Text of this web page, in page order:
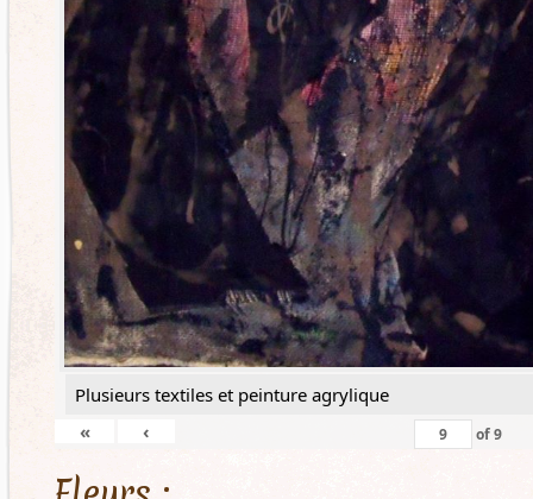
Plusieurs textiles et peinture agrylique
«
‹ of9